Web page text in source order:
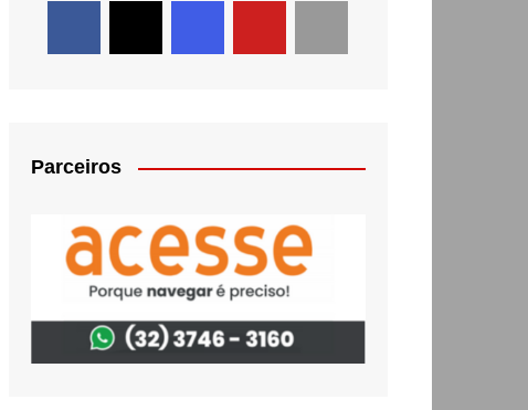
Parceiros